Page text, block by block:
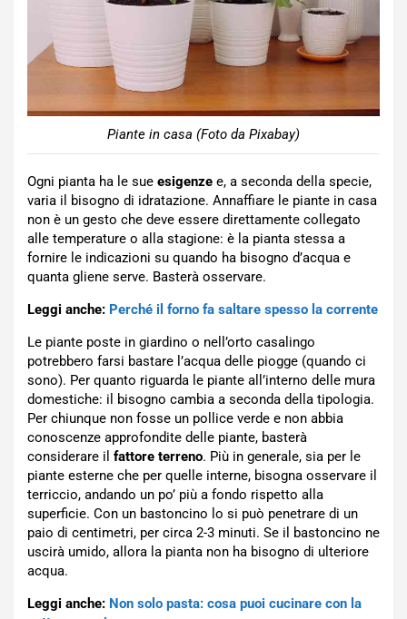
Piante in casa (Foto da Pixabay)
Ogni pianta ha le sue esigenze e, a seconda della specie,
varia il bisogno di idratazione. Annaffiare le piante in casa
non è un gesto che deve essere direttamente collegato
alle temperature o alla stagione: è la pianta stessa a
fornire le indicazioni su quando ha bisogno d’acqua e
quanta gliene serve. Basterà osservare.
Leggi anche: Perché il forno fa saltare spesso la corrente
Le piante poste in giardino o nell’orto casalingo
potrebbero farsi bastare l’acqua delle piogge (quando ci
sono). Per quanto riguarda le piante all’interno delle mura
domestiche: il bisogno cambia a seconda della tipologia.
Per chiunque non fosse un pollice verde e non abbia
conoscenze approfondite delle piante, basterà
considerare il fattore terreno. Più in generale, sia per le
piante esterne che per quelle interne, bisogna osservare il
terriccio, andando un po’ più a fondo rispetto alla
superficie. Con un bastoncino lo si può penetrare di un
paio di centimetri, per circa 2-3 minuti. Se il bastoncino ne
uscirà umido, allora la pianta non ha bisogno di ulteriore
acqua.
Leggi anche: Non solo pasta: cosa puoi cucinare con la